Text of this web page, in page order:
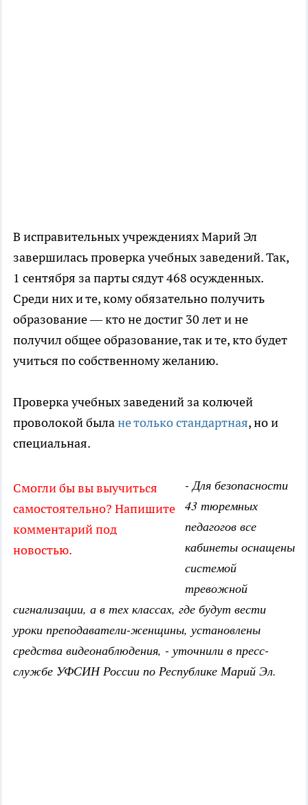
В исправительных учреждениях Марий Эл
завершилась проверка учебных заведений. Так,
1 сентября за парты сядут 468 осужденных.
Среди них и те, кому обязательно получить
образование — кто не достиг 30 лет и не
получил общее образование, так и те, кто будет
учиться по собственному желанию.
Проверка учебных заведений за колючей
проволокой былане только стандартная, но и
специальная.
Смогли бы вы выучиться
самостоятельно? Напишите
комментарий под
новостью.
- Для безопасности
43 тюремных
педагогов все
кабинеты оснащены
системой
тревожной
сигнализации, а в тех классах, где будут вести
уроки преподаватели-женщины, установлены
средства видеонаблюдения, - уточнили в пресс-
службе УФСИН России по Республике Марий Эл.